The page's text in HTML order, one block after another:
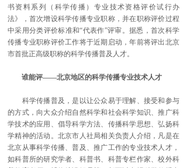
书资料系列（科学传播）专业技术资格评价试行办
法》，首次增设科学传播专业职称，并在职称评价过程
中采用分类评价标准和“代表作”评审。据悉，首次科学
传播专业职称评价工作将于近期启动，年前将评出北京
市首批正高级职称的科学传播普及人才。
谁能评——北京地区的科学传播专业技术人才
科学传播普及，是以让公众易于理解、接受和参与
的方式，向大众介绍自然科学和社会科学知识、推广科
学技术的应用、倡导科学方法、传播科学思想、弘扬科
学精神的活动。北京市人社局相关负责人介绍，凡是在
北京从事科学传播、普及、推广工作的专业技术人才，
如科普所的研究学者、科普书、科普专栏作家、校外科